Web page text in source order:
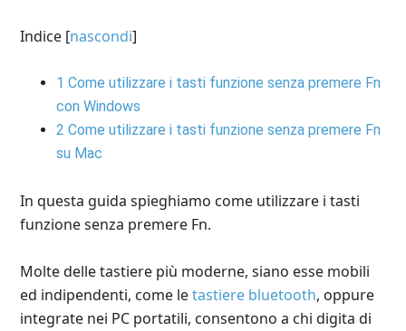
Indice [nascondi]
1 Come utilizzare i tasti funzione senza premere Fn
con Windows
2 Come utilizzare i tasti funzione senza premere Fn
su Mac
In questa guida spieghiamo come utilizzare i tasti
funzione senza premere Fn.
Molte delle tastiere più moderne, siano esse mobili
ed indipendenti, come letastiere bluetooth, oppure
integrate nei PC portatili, consentono a chi digita di